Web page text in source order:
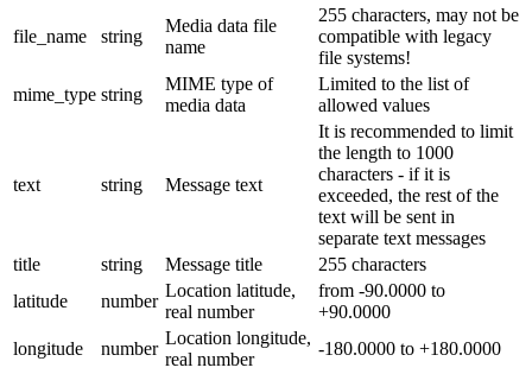
file_name string
Media data file
name
255 characters, may not be
compatible with legacy
file systems!
mime_type string
MIME type of
media data
Limited to the list of
allowed values
text string Message text
It is recommended to limit
the length to 1000
characters - if it is
exceeded, the rest of the
text will be sent in
separate text messages
title
string Message title
255 characters
latitude
number
Location latitude,
real number
from -90.0000 to
+90.0000
longitude
number
Location longitude,
real number
-180.0000 to +180.0000